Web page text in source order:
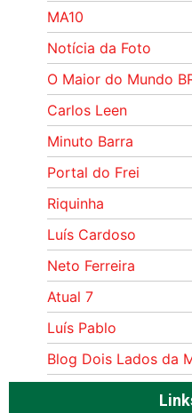
MA10
Notícia da Foto
O Maior do Mundo
Carlos Leen
Minuto Barra
Portal do Frei
Riquinha
Luís Cardoso
Neto Ferreira
Atual 7
Luís Pablo
Blog Dois Lados da